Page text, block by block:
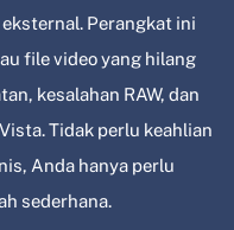
Perangkat ini
file video yang hilang
kesalahan RAW, dan
Tidak perlu keahlian
Anda hanya perlu
sederhana.